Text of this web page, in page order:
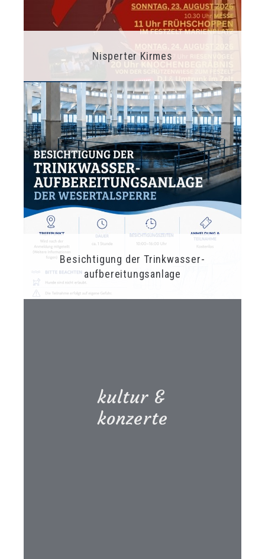
Nisperter Kirmes
Besichtigung der Trinkwasser-
aufbereitungsanlage
kultur &
konzerte